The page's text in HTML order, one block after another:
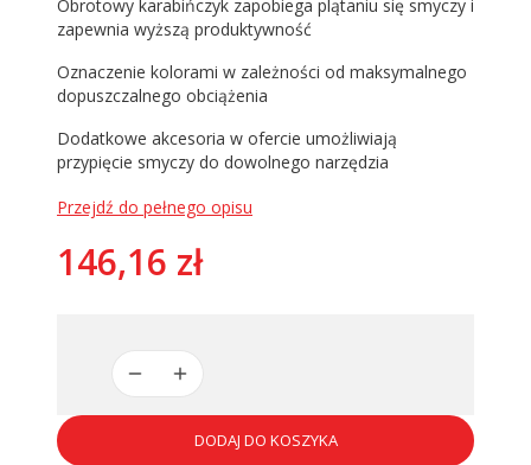
Obrotowy karabińczyk zapobiega plątaniu się smyczy i
zapewnia wyższą produktywność
Oznaczenie kolorami w zależności od maksymalnego
dopuszczalnego obciążenia
Dodatkowe akcesoria w ofercie umożliwiają
przypięcie smyczy do dowolnego narzędzia
Przejdź do pełnego opisu
Cena
146,16 zł
DODAJ DO KOSZYKA